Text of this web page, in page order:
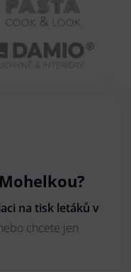
na tisk letáků v
chcete jen